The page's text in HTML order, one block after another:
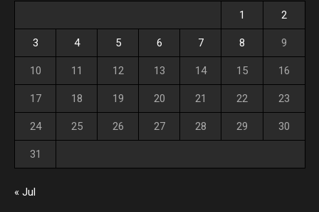
1 2
3 4 5 6 7 8 9
10 11 12 13 14 15 16
17 18 19 20 21 22 23
24 25 26 27 28 29 30
31
« Jul